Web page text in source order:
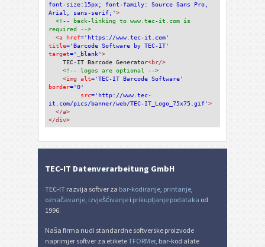
font-size:15px; font-family: Source Sans Pro,
Arial, sans-serif;'>
<!-- back-linking to www.tec-it.com is
required -->
<a href='https://www.tec-it.com'
title='Barcode Software by TEC-IT'
target='_blank'>
TEC-IT Barcode Generator<br/>
<!-- logos are optional -->
<img alt='TEC-IT Barcode Software'
border='0'
src='http://www.tec-
it.com/pics/banner/web/TEC-IT_Logo_75x75.gif'>
</a>
</div>
TEC-IT Datenverarbeitung GmbH
TEC-IT razvija softver za bar-kodiranje printanje
označavanje izvješćivanje i prikupljanje podataka od
1996.
Naša firma nudi standardne softverske proizvode
naprimjer softver za etiketeTFORMer, bar-kod alate